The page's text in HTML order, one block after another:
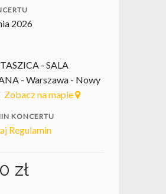
2026
- SALA
- Warszawa - Nowy
Zobacz na mapie
KONCERTU
Regulamin
zł